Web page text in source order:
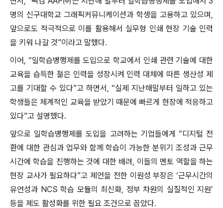
명의 신구대학교 그래픽커뮤니케이션과 학생을 고용하고 있으며,
앞으로도 적극적으로 이를 활용해서 실무형 인쇄 현장 기술 인력
을 키워 나갈 것”이라고 말했다.
이어, “일학습병행제를 도입으로 학교에서 인쇄 관련 기술에 대한
교육을 습득한 젊은 인력을 성장시켜 인력 대체에 따른 생산성 제
고를 기대할 수 있다”고 하면서, “실제 지난해말부터 일하고 있는
학생들은 체계적인 교육을 받았기 때문에 빠르게 현장에 적응하고
있다”고 설명했다.
앞으로 일학습병행제를 도입을 고려하는 기업들에게 “디지털 전
환에 대한 관심과 업무와 함께 학습이 가능한 분위기 조성과 근무
시간에 학습을 진행하는 것에 대한 배려, 이들의 멘토 역할을 하는
현장 교사가 필요하다”고 제언을 전한 이원성 부장은 ‘근무시간의
유연성과 NCS 학습 모듈의 최신화, 정부 차원의 실질적인 지원’
등을 제도 활성화를 위한 필요 조건으로 꼽았다.